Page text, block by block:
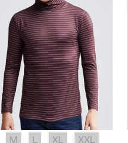
M L XL
XXL